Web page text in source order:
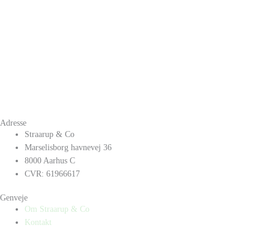
Adresse
Straarup & Co
Marselisborg havnevej 36
8000 Aarhus C
CVR: 61966617
Genveje
Om Straarup & Co
Kontakt